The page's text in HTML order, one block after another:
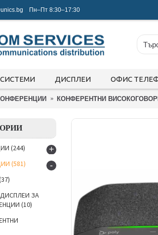
Пн–Пт 8:30–17:30
ДИСПЛЕИ ОФИС
КОНФЕРЕНТНИ
(244) +
(581) -
ЗА
(10)